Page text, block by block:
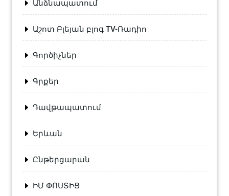
Անձնապատում
Աշոտ Բլեյան բլոգ TV-Ռադիո
Գործիչներ
Գրքեր
Դավթապատում
Երևան
Ընթերցարան
ԻՄ ՓՈՍՏԻՑ